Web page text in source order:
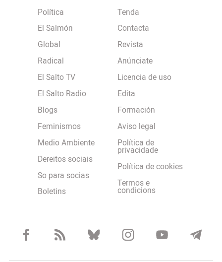
Política
El Salmón
Global
Radical
El Salto TV
El Salto Radio
Blogs
Feminismos
Medio Ambiente
Dereitos sociais
So para socias
Boletins
Tenda
Contacta
Revista
Anúnciate
Licencia de uso
Edita
Formación
Aviso legal
Política de
privacidade
Política de cookies
Termos e
condicions